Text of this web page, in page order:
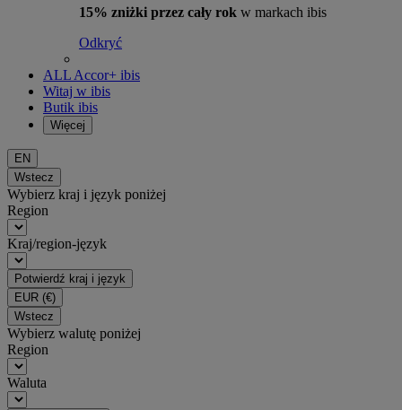
15% zniżki przez cały rok w markach ibis
Odkryć
ALL Accor+ ibis
Witaj w ibis
Butik ibis
Więcej
EN
Wstecz
Wybierz kraj i język poniżej
Region
Kraj/region-język
Potwierdź kraj i język
EUR (€)
Wstecz
Wybierz walutę poniżej
Region
Waluta